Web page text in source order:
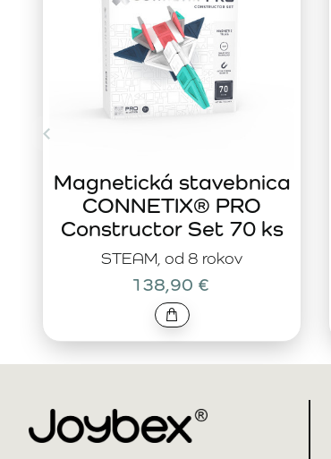
STEAM, od 8 rokov
Magnetická stavebnica
CONNETIX® PRO
Constructor Set 70 ks
138,90 €